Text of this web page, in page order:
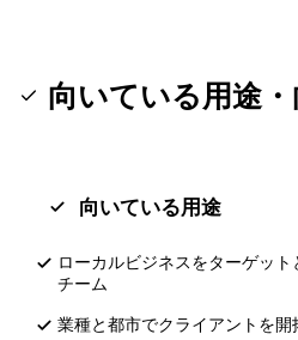
向いている用途
向いている用途
ローカルビジネスをターゲッ
チーム
業種と都市でクライアントを開